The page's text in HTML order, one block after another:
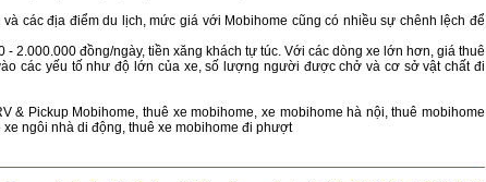
các địa điểm du lịch, mức giá với Mobihome cũng có nhiều sự chênh lệch để
2.000.000 đồng/ngày, tiền xăng khách tự túc. Với các dòng xe lớn hơn, giá thuê
các yếu tố như độ lớn của xe, số lượng người được chở và cơ sở vật chất đi
& Pickup Mobihome, thuê xe mobihome, xe mobihome hà nội, thuê mobihome
ngôi nhà di động, thuê xe mobihome đi phượt